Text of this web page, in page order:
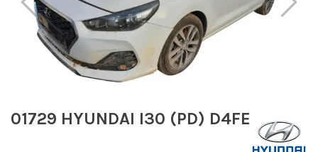
01729 HYUNDAI I30 (PD) D4FE